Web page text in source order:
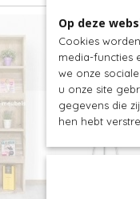
Op deze
Cookies
media-functies
we onze
u onze site
gegevens die
hen hebt